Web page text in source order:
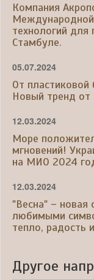
Компания
технологий для
Стамбуле.
05.07.2024
От
Новый тренд от
12.03.2024
Море
мгновений!
на МИО 2024
12.03.2024
"Весна" – новая
любимыми
тепло, радость
Другое